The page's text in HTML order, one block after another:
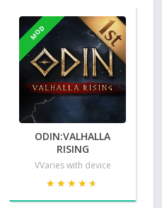
MOD
ODIN:VALHALLA
RISING
VVaries with device
★★★★★
★★★★★